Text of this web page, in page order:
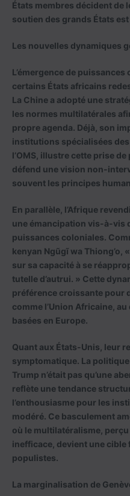
États membres décident de
soutien des grands États
Les nouvelles dynamiques
L’émergence de puissances
certains États africains
La Chine a adopté une
les normes multilatérales
propre agenda. Déjà, son
institutions spécialisées
l’OMS, illustre cette prise
défend une vision non-
souvent les principes
En parallèle, l’Afrique
une émancipation vis-à-vis
puissances coloniales.
kenyan Ngũgĩ wa Thiong’o,
sur sa capacité à se
tutelle d’autrui. » Cette
préférence croissante pour
comme l’Union Africaine,
basées en Europe.
Quant aux États-Unis, leur
symptomatique. La
Trump n’était pas qu’une
reflète une tendance
l’enthousiasme pour les
modéré. Ce basculement
où le multilatéralisme,
inefficace, devient une
populistes.
La marginalisation de